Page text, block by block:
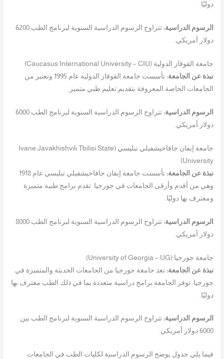
دوليًا.
الرسوم الدراسية:
تتراوح الرسوم الدراسية السنوية لبرنامج الطب 6200
دولار أمريكي.
جامعة القوقاز الدولية (Caucasus International University – CIU)
نبذة عن الجامعة:
تأسست جامعة القوقاز الدولية عام 1995 وتعتبر من
الجامعات الخاصة المعروفة بتقديم تعليم طبي متميز.
الرسوم الدراسية:
تتراوح الرسوم الدراسية السنوية لبرنامج الطب 6000
دولار أمريكي.
جامعة إيفان جافاخيشفيلي تبليسي (Ivane Javakhishvili Tbilisi State
University)
نبذة عن الجامعة:
تأسست جامعة إيفان جافاخيشفيلي تبليسي عام 1918
وهي من أقدم وأرقى الجامعات في جورجيا. تقدم برامج طبية متميزة
ومعترف بها دوليًا.
الرسوم الدراسية:
تتراوح الرسوم الدراسية السنوية لبرنامج الطب 8000
دولار أمريكي.
جامعة جورجيا (University of Georgia – UG)
نبذة عن الجامعة: تعد جامعة جورجيا من الجامعات الحديثة والمتميزة في
جورجيا. توفر الجامعة برامج دراسية متعددة بما في ذلك الطب معترف بها
دوليًا.
الرسوم الدراسية: تتراوح الرسوم الدراسية السنوية لبرنامج الطب بين
6000 دولار أمريكي.
فيما يلي جدول يوضح الرسوم الدراسية لكليات الطب في الجامعات